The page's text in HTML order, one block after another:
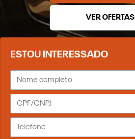
ESTOU INTERESSADO
VER OFERTAS